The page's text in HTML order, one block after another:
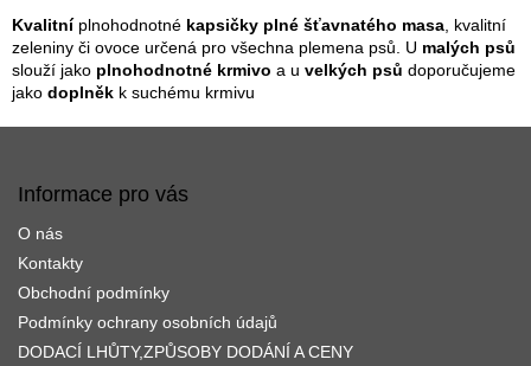
a
c
í
u
n
k
o
n
Kvalitníplnohodnotné kapsičky plné šťavnatého masa , kvalitní
zeleniny či ovoce určená pro všechna plemena psů. U malých psů
slouží jako plnohodnotné krmivo a u velkých psů doporučujeme
jako doplněk k suchému krmivu
Z
Informace pro vás
O nás
Kontakty
Obchodní podmínky
Podmínky ochrany osobních údajů
DODACÍ LHŮTY,ZPŮSOBY DODÁNÍ A CENY